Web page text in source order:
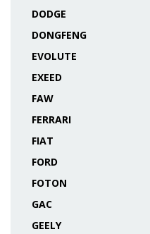
DODGE
DONGFENG
EVOLUTE
EXEED
FAW
FERRARI
FIAT
FORD
FOTON
GAC
GEELY